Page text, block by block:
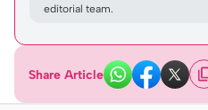
editorial team.
Share Article